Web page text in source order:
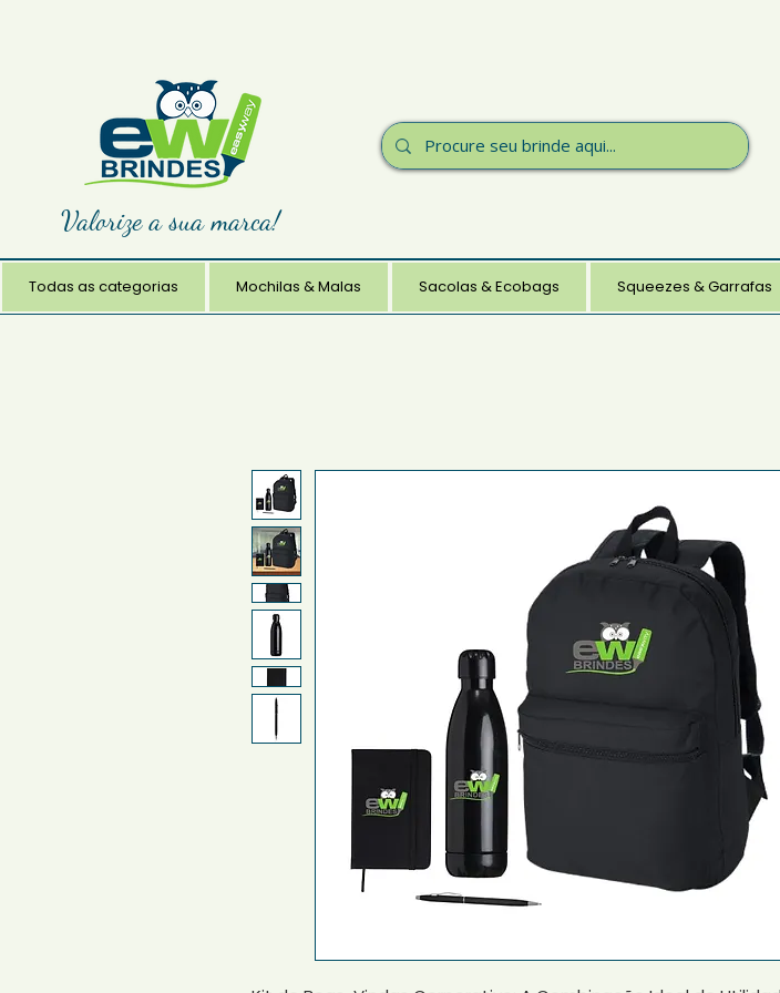
Valorize a sua marca!
Todas as categorias Mochilas & Malas Sacolas & Ecobags Squeezes & Garrafas